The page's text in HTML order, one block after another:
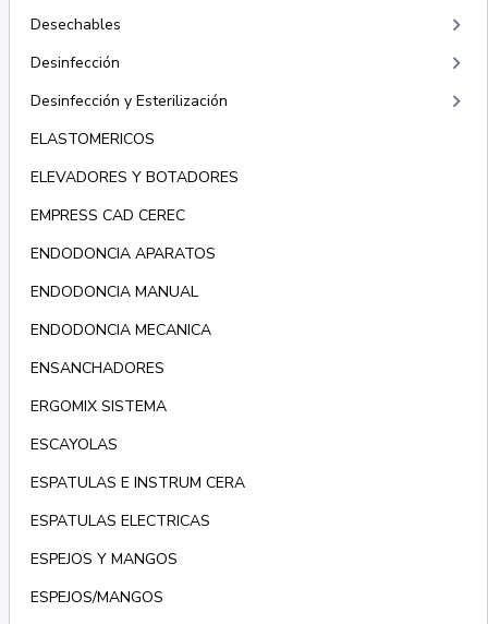
Desechables
keyboard_arrow_right
Desinfección keyboard_arrow_right
Desinfección y Esterilización keyboard_arrow_right
ELASTOMERICOS
ELEVADORES Y BOTADORES
EMPRESS CAD CEREC
ENDODONCIA APARATOS
ENDODONCIA MANUAL
ENDODONCIA MECANICA
ENSANCHADORES
ERGOMIX SISTEMA
ESCAYOLAS
ESPATULAS E INSTRUM CERA
ESPATULAS ELECTRICAS
ESPEJOS Y MANGOS
ESPEJOS/MANGOS